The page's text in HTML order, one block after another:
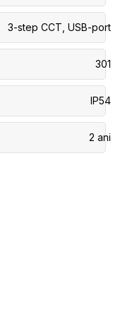
3-step CCT USB-port
301
IP54
2 ani